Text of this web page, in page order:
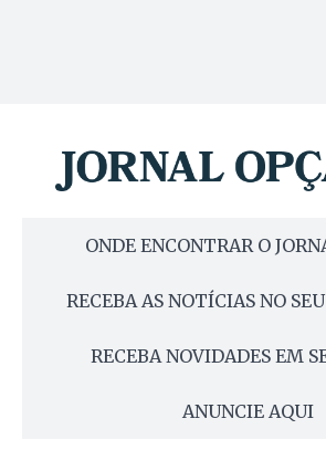
ONDE ENCONTRAR O
RECEBA AS NOTÍCIAS NO
RECEBA NOVIDADES EM
ANUNCIE AQUI